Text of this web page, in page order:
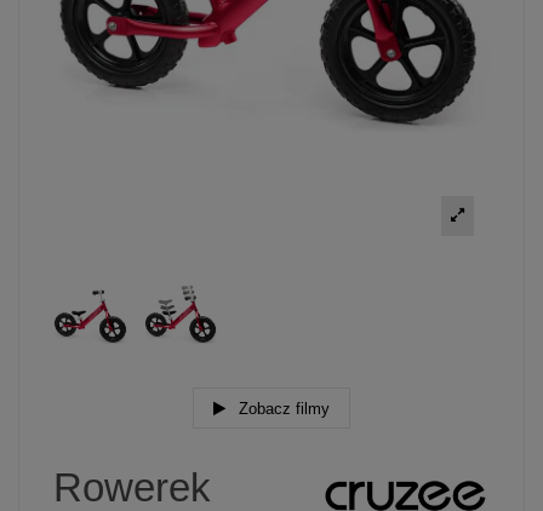
Zobacz filmy
Rowerek